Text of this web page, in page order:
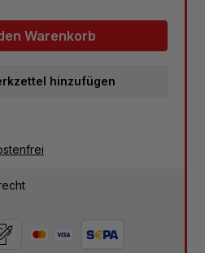
Warenkorb
hinzufügen